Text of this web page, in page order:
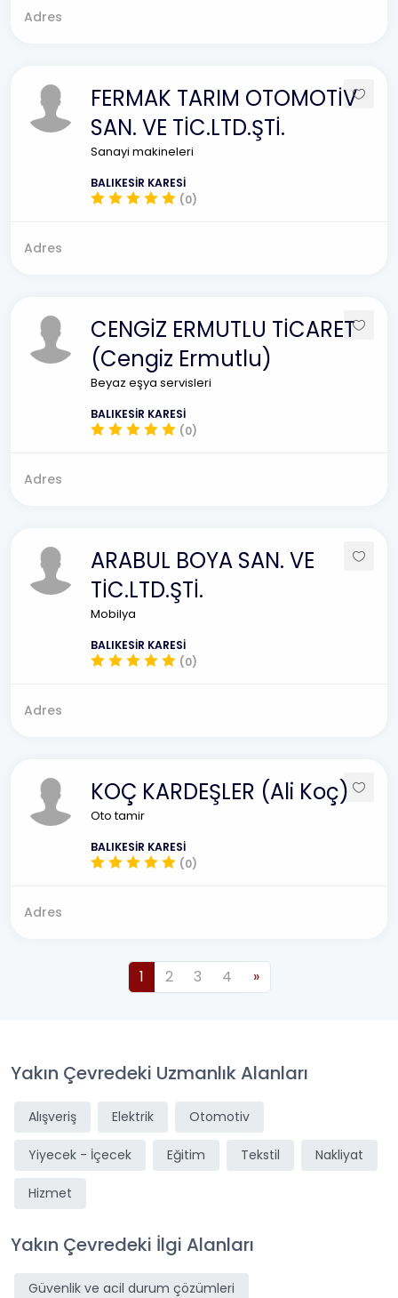
Adres
FERMAK TARIM OTOMOTİV
SAN. VE TİC.LTD.ŞTİ.
Sanayi makineleri
BALIKESİR KARESİ
(0)
Adres
CENGİZ ERMUTLU TİCARET
(Cengiz Ermutlu)
Beyaz eşya servisleri
BALIKESİR KARESİ
(0)
Adres
ARABUL BOYA SAN. VE
TİC.LTD.ŞTİ.
Mobilya
BALIKESİR KARESİ
(0)
Adres
KOÇ KARDEŞLER (Ali Koç)
Oto tamir
BALIKESİR KARESİ
(0)
Adres
1 2 3 4 »
Yakın Çevredeki Uzmanlık Alanları
Alışveriş Elektrik Otomotiv
Yiyecek - İçecek Eğitim Tekstil Nakliyat
Hizmet
Yakın Çevredeki İlgi Alanları
Güvenlik ve acil durum çözümleri